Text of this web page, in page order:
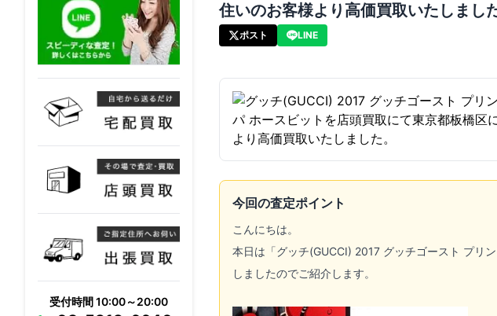
受付時間 10:00～20:00
住いのお客様より高価買取いたしました
ポスト LINE
今回の査定ポイント
こんにちは。
本日は「グッチ(GUCCI) 2017 グッチゴースト プリ
しましたのでご紹介します。